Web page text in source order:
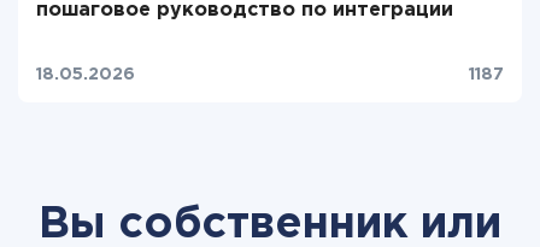
пошаговое руководство по интеграции
18.05.2026 1187
Вы собственник или